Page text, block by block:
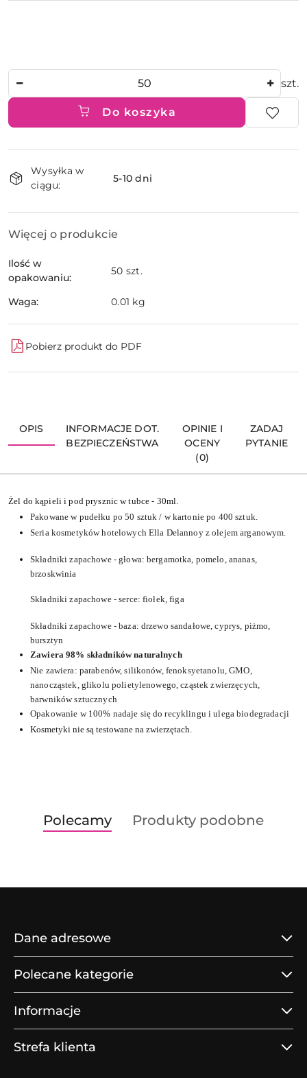
szt.
Do koszyka
i
dostawa
Wysyłka w
ciągu:
5-10 dni
Więcej o produkcie
Ilość w
opakowaniu:
50 szt.
Waga: 0.01 kg
Pobierz produkt do PDF
OPIS
INFORMACJE DOT.
BEZPIECZEŃSTWA
OPINIE I
OCENY
(0)
ZADAJ
PYTANIE
Żel do kąpieli i pod prysznic w tubce - 30ml.
Pakowane w pudełku po 50 sztuk / w kartonie po 400 sztuk.
Seria kosmetyków hotelowych Ella Delannoy z olejem arganowym.
Składniki zapachowe - głowa:bergamotka, pomelo, ananas,
brzoskwinia
Składniki zapachowe - serce:fiołek, figa
Składniki zapachowe - baza: drzewo sandałowe, cyprys, piżmo,
bursztyn
Zawiera 98% składników naturalnych
Nie zawiera: parabenów, silikonów, fenoksyetanolu, GMO,
nanocząstek, glikolu polietylenowego, cząstek zwierzęcych,
barwników sztucznych
Opakowanie w 100% nadaje się do recyklingu i ulega biodegradacji
Kosmetyki nie są testowane na zwierzętach.
Pomiń karuzelę produktów
Produkty
o
Polecamy
Produkty
Produkty podobne
Dane adresowe
Polecane kategorie
Informacje
Strefa klienta